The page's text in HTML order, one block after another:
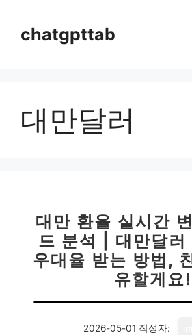
chatgpttab
대만달러
대만 환율 실시간
드 분석 | 대만달러
우대율 받는 방법,
유할게요!
2026-05-01 작성자: